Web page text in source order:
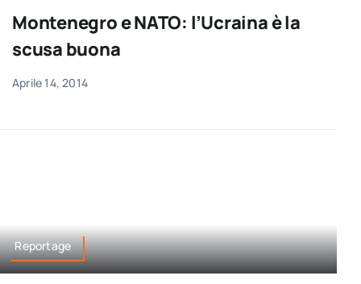
Montenegro e NATO: l’Ucraina è la
scusa buona
Aprile 14, 2014
Reportage